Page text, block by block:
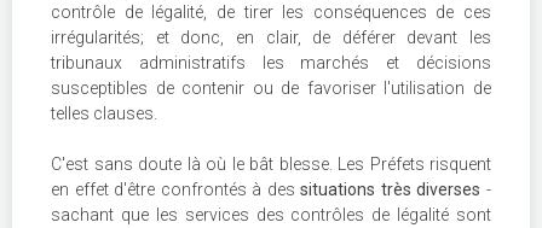
contrôle de légalité, de tirer les conséquences de ces
irrégularités; et donc, en clair, de déférer devant les
tribunaux administratifs les marchés et décisions
susceptibles de contenir ou de favoriser l'utilisation de
telles clauses.
C'est sans doute là où le bât blesse. Les Préfets risquent
en effet d'être confrontés à dessituations très diverses -
sachant que les services des contrôles de légalité sont